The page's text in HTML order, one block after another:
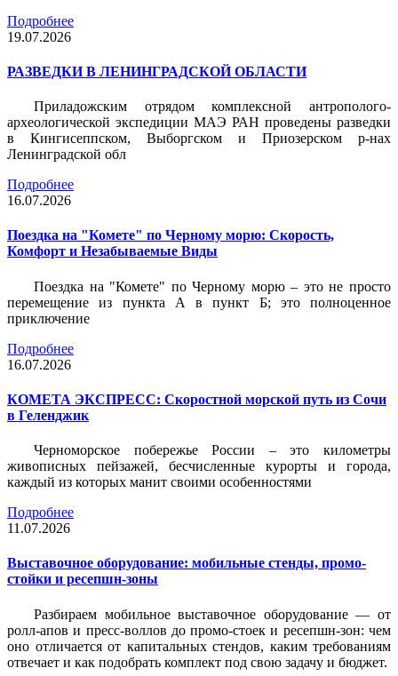
Подробнее
19.07.2026
РАЗВЕДКИ В ЛЕНИНГРАДСКОЙ ОБЛАСТИ
Приладожским отрядом комплексной антрополого-
археологической экспедиции МАЭ РАН проведены разведки
в Кингисеппском, Выборгском и Приозерском р-нах
Ленинградской обл
Подробнее
16.07.2026
Поездка на "Комете" по Черному морю: Скорость,
Комфорт и Незабываемые Виды
Поездка на "Комете" по Черному морю – это не просто
перемещение из пункта А в пункт Б; это полноценное
приключение
Подробнее
16.07.2026
КОМЕТА ЭКСПРЕСС: Скоростной морской путь из Сочи
в Геленджик
Черноморское побережье России – это километры
живописных пейзажей, бесчисленные курорты и города,
каждый из которых манит своими особенностями
Подробнее
11.07.2026
Выставочное оборудование: мобильные стенды, промо-
стойки и ресепшн-зоны
Разбираем мобильное выставочное оборудование — от
ролл-апов и пресс-воллов до промо-стоек и ресепшн-зон: чем
оно отличается от капитальных стендов, каким требованиям
отвечает и как подобрать комплект под свою задачу и бюджет.